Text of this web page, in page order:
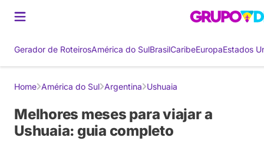
Gerador de RoteirosAmérica do SulBrasilCaribeEuropaEstados
Home América do Sul Argentina Ushuaia
Melhores meses para viajar a
Ushuaia: guia completo